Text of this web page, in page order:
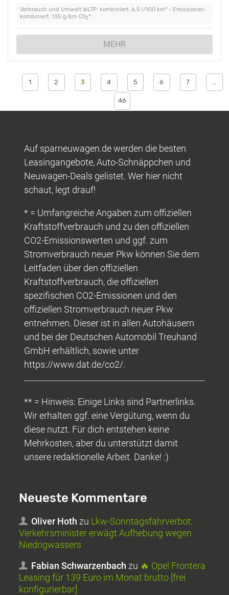
Verbrauch und Umwelt WLTP: kombiniert: 6,0 l/100 km* • Emissionen:
kombiniert: 135 g/km CO2*
MEHR
1 2 3 4 5 6 7
46
Auf sparneuwagen.de werden die besten
Leasingangebote, Auto-Schnäppchen und
Neuwagen-Deals gelistet. Wer hier nicht
schaut, legt drauf!
* = Umfangreiche Angaben zum offiziellen
Kraftstoffverbrauch und zu den offiziellen
CO2-Emissionswerten und ggf. zum
Stromverbrauch neuer Pkw können Sie dem
Leitfaden über den offiziellen
Kraftstoffverbrauch, die offiziellen
spezifischen CO2-Emissionen und den
offiziellen Stromverbrauch neuer Pkw
entnehmen. Dieser ist in allen Autohäusern
und bei der Deutschen Automobil Treuhand
GmbH erhältlich, sowie unter
https://www.dat.de/co2/.
** = Hinweis: Einige Links sind Partnerlinks.
Wir erhalten ggf. eine Vergütung, wenn du
diese nutzt. Für dich entstehen keine
Mehrkosten, aber du unterstützt damit
unsere redaktionelle Arbeit. Danke! :)
Neueste Kommentare
Oliver Hoth zu Lkw-Sonntagsfahrverbot:
Verkehrsminister erwägt Aufhebung wegen
Niedrigwassers
Fabian Schwarzenbach zu 🔥 Opel Frontera
Leasing für 139 Euro im Monat brutto [frei
konfigurierbar]